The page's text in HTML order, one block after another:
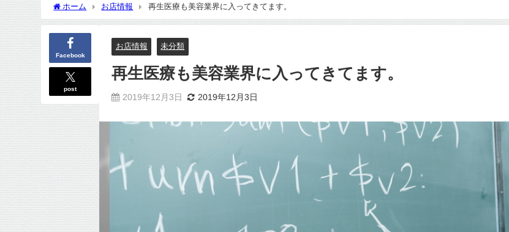
ホーム お店情報 再生医療も美容業界に入ってきてます。
Facebook
post
お店情報 未分類
再生医療も美容業界に入ってきてます。
2019年12月3日 2019年12月3日